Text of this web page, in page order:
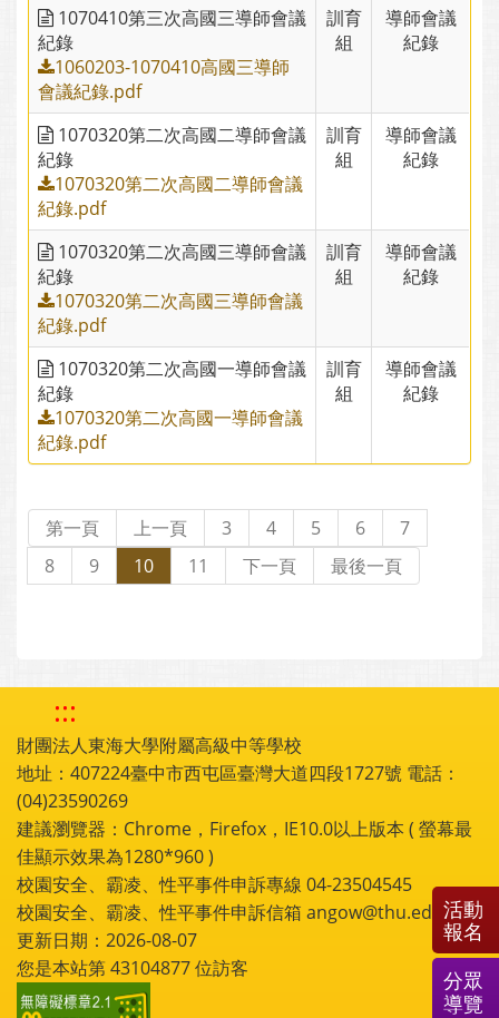
1070410第三次高國三導師會議
紀錄
1060203-1070410高國三導師
會議紀錄.pdf
訓育
組
導師會議
紀錄
1070320第二次高國二導師會議
紀錄
1070320第二次高國二導師會議
紀錄.pdf
訓育
組
導師會議
紀錄
1070320第二次高國三導師會議
紀錄
1070320第二次高國三導師會議
紀錄.pdf
訓育
組
導師會議
紀錄
1070320第二次高國一導師會議
紀錄
1070320第二次高國一導師會議
紀錄.pdf
訓育
組
導師會議
紀錄
第一頁 上一頁 3 4 5 6
7
8
9 10 11 下一頁 最後一頁
:::
財團法人東海大學附屬高級中等學校
地址：407224臺中市西屯區臺灣大道四段1727號 電話：
(04)23590269
建議瀏覽器：Chrome，Firefox，IE10.0以上版本 ( 螢幕最
佳顯示效果為1280*960 )
校園安全、霸凌、性平事件申訴專線 04-23504545
校園安全、霸凌、性平事件申訴信箱 angow@thu.edu.tw
更新日期：2026-08-07
您是本站第43104877位訪客
活動
報名
分眾
導覽